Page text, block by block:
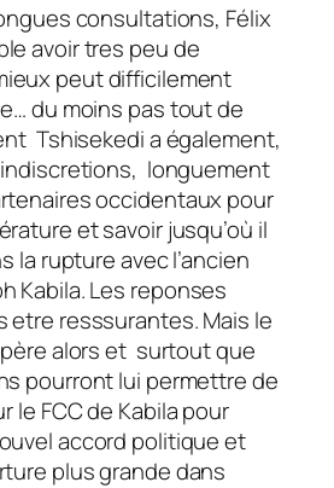
consultations, Félix
avoir tres peu de
peut difficilement
du moins pas tout de
Tshisekedi a également,
longuement
occidentaux pour
et savoir jusqu’où il
la rupture avec l’ancien
Kabila. Les reponses
etre resssurantes. Mais le
alors et surtout que
pourront lui permettre de
le FCC de Kabila pour
accord politique et
plus grande dans